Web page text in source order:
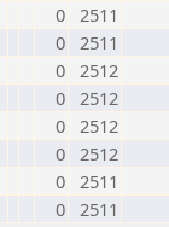
0 2511
0 2511
0 2512
0 2512
0 2512
0 2512
0 2511
0 2511